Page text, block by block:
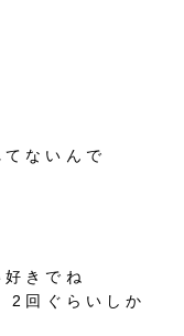
ないんで
きでね
2回ぐらいしか